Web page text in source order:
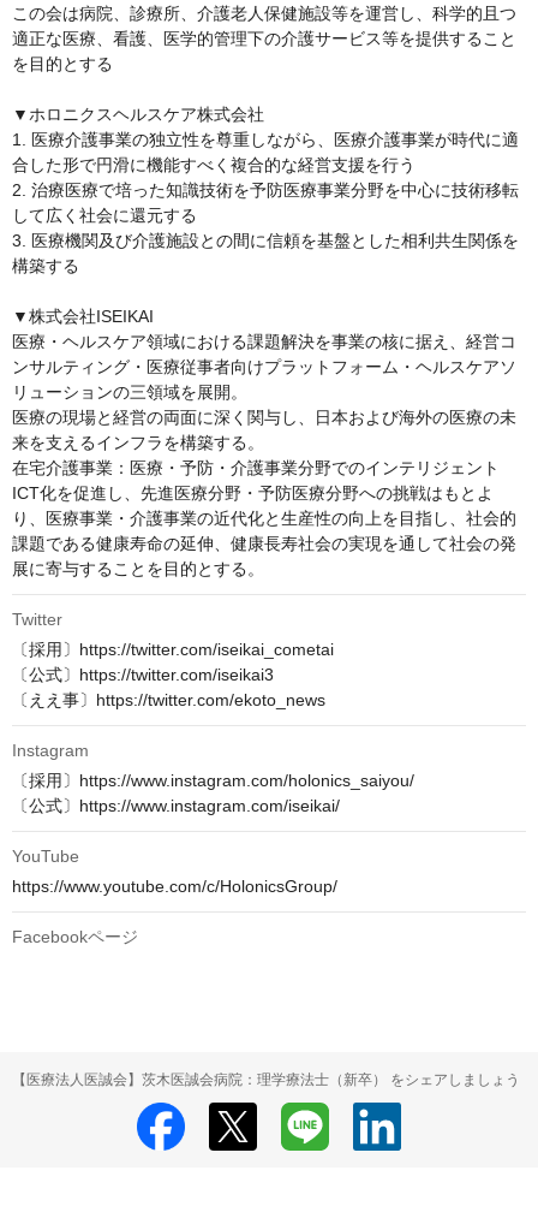
この会は病院、診療所、介護老人保健施設等を運営し、科学的且つ
適正な医療、看護、医学的管理下の介護サービス等を提供すること
を目的とする
▼ホロニクスヘルスケア株式会社
1. 医療介護事業の独立性を尊重しながら、医療介護事業が時代に適
合した形で円滑に機能すべく複合的な経営支援を行う
2. 治療医療で培った知識技術を予防医療事業分野を中心に技術移転
して広く社会に還元する
3. 医療機関及び介護施設との間に信頼を基盤とした相利共生関係を
構築する
▼株式会社ISEIKAI
医療・ヘルスケア領域における課題解決を事業の核に据え、経営コ
ンサルティング・医療従事者向けプラットフォーム・ヘルスケアソ
リューションの三領域を展開。
医療の現場と経営の両面に深く関与し、日本および海外の医療の未
来を支えるインフラを構築する。
在宅介護事業：医療・予防・介護事業分野でのインテリジェント
ICT化を促進し、先進医療分野・予防医療分野への挑戦はもとよ
り、医療事業・介護事業の近代化と生産性の向上を目指し、社会的
課題である健康寿命の延伸、健康長寿社会の実現を通して社会の発
展に寄与することを目的とする。
Twitter
〔採用〕https://twitter.com/iseikai_cometai
〔公式〕https://twitter.com/iseikai3
〔ええ事〕https://twitter.com/ekoto_news
Instagram
〔採用〕https://www.instagram.com/holonics_saiyou/
〔公式〕https://www.instagram.com/iseikai/
YouTube
https://www.youtube.com/c/HolonicsGroup/
Facebookページ
【医療法人医誠会】茨木医誠会病院：理学療法士（新卒） をシェアしましょう